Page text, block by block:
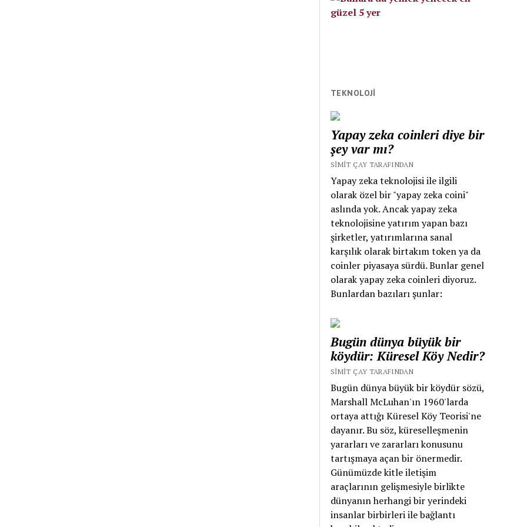
edebiyatından
yazmıştır. Hiç
mesnevi
yazmamıştır. Gazel,
kaside ve şarkı
şairidir. Nedîm, Lâle
Devri’nin sona
ermesi ile ortaya
çıkan kargaşada
rivayete göre
kaçarken bir evin
Keskin, Ümit (2014).
“Nedim: Lâle
Devrinin Büyük Şairi,
Şarkı Türünün
Üstadı”, Simit Çay
Akademik, Balıkesir.
Nedim’in Hayatı
Nedim’in doğum
tarihi tam olarak
bilinememektedir.
Bazı kaynaklarda
doğum tarihi 1680,
bazı kaynaklarda ise
TEKNOLOJİ
Yapay zeka coinleri diye bir
şey var mı?
SIMIT ÇAY TARAFINDAN
Yapay zeka teknolojisi ile ilgili
olarak özel bir "yapay zeka coini"
aslında yok. Ancak yapay zeka
teknolojisine yatırım yapan bazı
şirketler, yatırımlarına sanal
karşılık olarak birtakım token ya da
coinler piyasaya sürdü. Bunlar genel
olarak yapay zeka coinleri diyoruz.
Bunlardan bazıları şunlar:
Bugün dünya büyük bir
köydür: Küresel Köy Nedir?
SIMIT ÇAY TARAFINDAN
Bugün dünya büyük bir köydür sözü,
Marshall McLuhan'ın 1960'larda
ortaya attığı Küresel Köy Teorisi'ne
dayanır. Bu söz, küreselleşmenin
yararları ve zararları konusunu
tartışmaya açan bir önermedir.
Günümüzde kitle iletişim
araçlarının gelişmesiyle birlikte
dünyanın herhangi bir yerindeki
insanlar birbirleri ile bağlantı